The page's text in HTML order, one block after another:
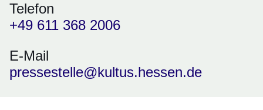
Telefon
+49 611 368 2006
E-Mail
pressestelle@kultus.hessen.de